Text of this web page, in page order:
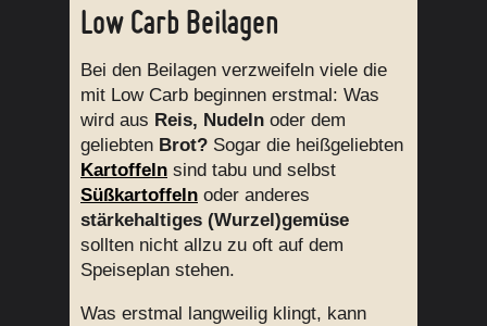
Low Carb Beilagen
Bei den Beilagen verzweifeln viele die
mit Low Carb beginnen erstmal: Was
wird aus Reis, Nudeln oder dem
geliebten Brot? Sogar die heißgeliebten
Kartoffeln sind tabu und selbst
Süßkartoffeln oder anderes
stärkehaltiges (Wurzel)gemüse
sollten nicht allzu zu oft auf dem
Speiseplan stehen.
Was erstmal langweilig klingt, kann